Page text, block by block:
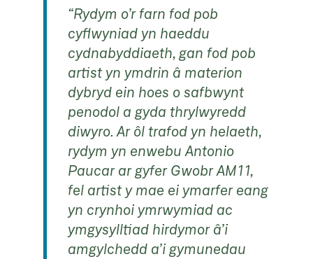
“Rydym o’r farn fod pob
cyflwyniad yn haeddu
cydnabyddiaeth, gan fod pob
artist yn ymdrin â materion
dybryd ein hoes o safbwynt
penodol a gyda thrylwyredd
diwyro. Ar ôl trafod yn helaeth,
rydym yn enwebu Antonio
Paucar ar gyfer Gwobr AM11,
fel artist y mae ei ymarfer eang
yn crynhoi ymrwymiad ac
ymgysylltiad hirdymor â’i
amgylchedd a’i gymunedau